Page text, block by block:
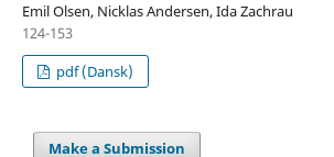
Emil Olsen, Nicklas Andersen, Ida Zachrau
124-153
pdf (Dansk)
Make a Submission